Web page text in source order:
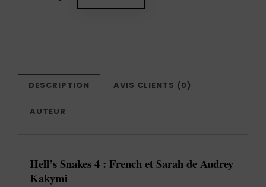
DESCRIPTION AVIS CLIENTS (0)
AUTEUR
Hell’s Snakes 4 : French et Sarah de Audrey
Kakymi